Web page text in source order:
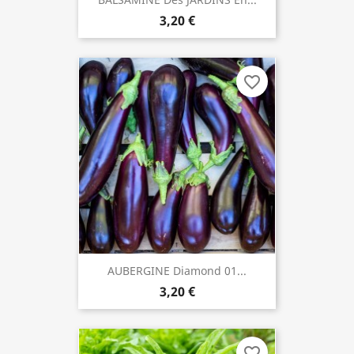
3,20 €
AUBERGINE Diamond 01...
3,20 €
favorite_border